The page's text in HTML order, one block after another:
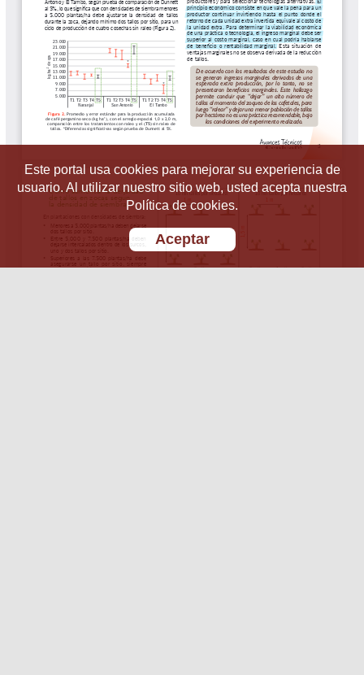
Este portal usa cookies para mejorar su experiencia de
usuario. Al utilizar nuestro sitio web, usted acepta nuestra
Política de cookies.
Aceptar